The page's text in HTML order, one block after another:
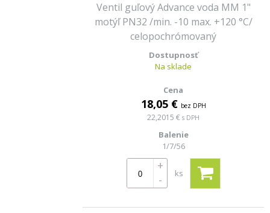
Ventil guľový Advance voda MM 1"
motýľ PN32 /min. -10 max. +120 °C/
celopochrómovaný
Na sklade
18,05 € bez DPH
22,2015 € s DPH
1/7/56
+
-
ks